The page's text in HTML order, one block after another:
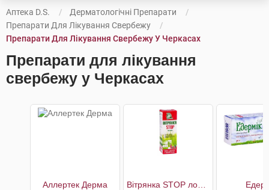
Аптека D.S.
Дерматологічні Препарати
Препарати Для Лікування Свербежу
Препарати Для Лікування Свербежу У Черкасах
Препарати для лікування
свербежу у Черкасах
Аллертек Дерма